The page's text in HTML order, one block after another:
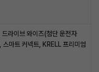
라이브 와이즈(첨단 운전자
마트 커넥트, KRELL 프리미엄